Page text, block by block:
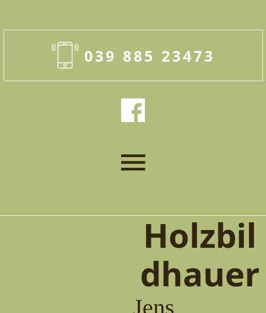
039 885 23473
Holzbil
dhauer
Jens